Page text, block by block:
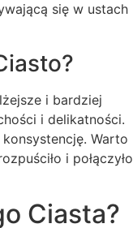
się w ustach
i bardziej
i delikatności.
Warto
i połączyło
Ciasta?